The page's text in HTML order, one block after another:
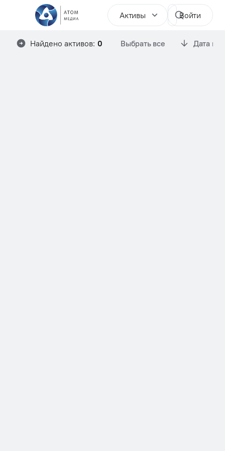
Активы Войти
Найдено активов: 0 Выбрать все Дата